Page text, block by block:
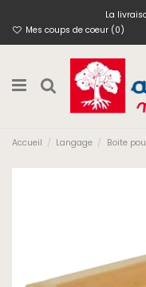
La
Mes coups de coeur (0)
Accueil Langage Boite